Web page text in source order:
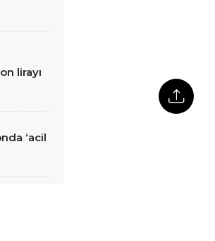
lirayı
‘acil